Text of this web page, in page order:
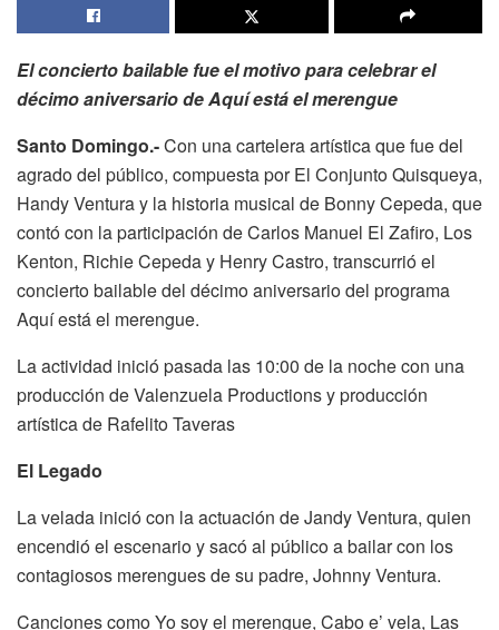
El concierto bailable fue el motivo para celebrar el
décimo aniversario de Aquí está el merengue
Santo Domingo.-Con una cartelera artística que fue del
agrado del público, compuesta por El Conjunto Quisqueya,
Handy Ventura y la historia musical de Bonny Cepeda, que
contó con la participación de Carlos Manuel El Zafiro, Los
Kenton, Richie Cepeda y Henry Castro, transcurrió el
concierto bailable del décimo aniversario del programa
Aquí está el merengue.
La actividad inició pasada las 10:00 de la noche con una
producción de Valenzuela Productions y producción
artística de Rafelito Taveras
El Legado
La velada inició con la actuación de Jandy Ventura, quien
encendió el escenario y sacó al público a bailar con los
contagiosos merengues de su padre, Johnny Ventura.
Canciones como Yo soy el merengue, Cabo e’ vela, Las